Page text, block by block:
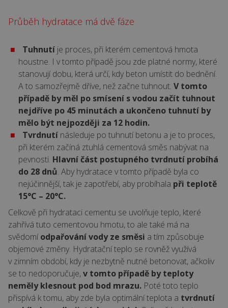
Průběh hydratace má dvě fáze
Tuhnutí je proces, při kterém cementová hmota
houstne. I v tomto případě jsou zde platné normy, které
stanovují dobu, která určí, kdy beton umístit do bednění.
A to samozřejmě dříve, než začne tuhnout. V tomto
případě by měl po smísení s vodou začít tuhnout
nejdříve po 45 minutách a ukončeno tuhnutí by
mělo být nejpozději za 12 hodin.
Tvrdnutí následuje po tuhnutí betonu a je to proces,
při kterém začíná ztuhlá cementová směs nabývat na
pevnosti. Hlavní část postupného tvrdnutí probíhá
do 28 dnů. Aby hydratace v tomto případě byla co
nejúčinnější, tak je zapotřebí, aby probíhala při teplotě
15°C – 20°C.
Celkově při hydrataci cementu se uvolňuje teplo, které
zahřívá tuto cementovou hmotu, to ale také má na
svědomíodpařování vody ze směsi a tím způsobuje
objemové změny. Hydratační teplo se rovněž využívá
v zimním období, kdy je nezbytně nutné betonovat, ačkoliv
se to nedoporučuje,v tomto případě by teploty
neměly klesnout pod bod mrazu. Poté toto teplo
přispívá k tomu, aby zde byla optimální teplota a tvrdnutí